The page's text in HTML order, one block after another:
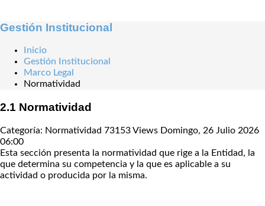
Gestión Institucional
Inicio
Gestión Institucional
Marco Legal
Normatividad
2.1 Normatividad
Categoría: Normatividad 73153 Views Domingo, 26 Julio 2026
06:00
Esta sección presenta la normatividad que rige a la Entidad, la
que determina su competencia y la que es aplicable a su
actividad o producida por la misma.